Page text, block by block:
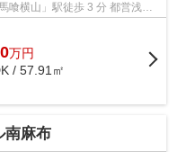
喰横山」駅徒歩 3 分 都営浅草
万円
/ 57.91㎡
南麻布